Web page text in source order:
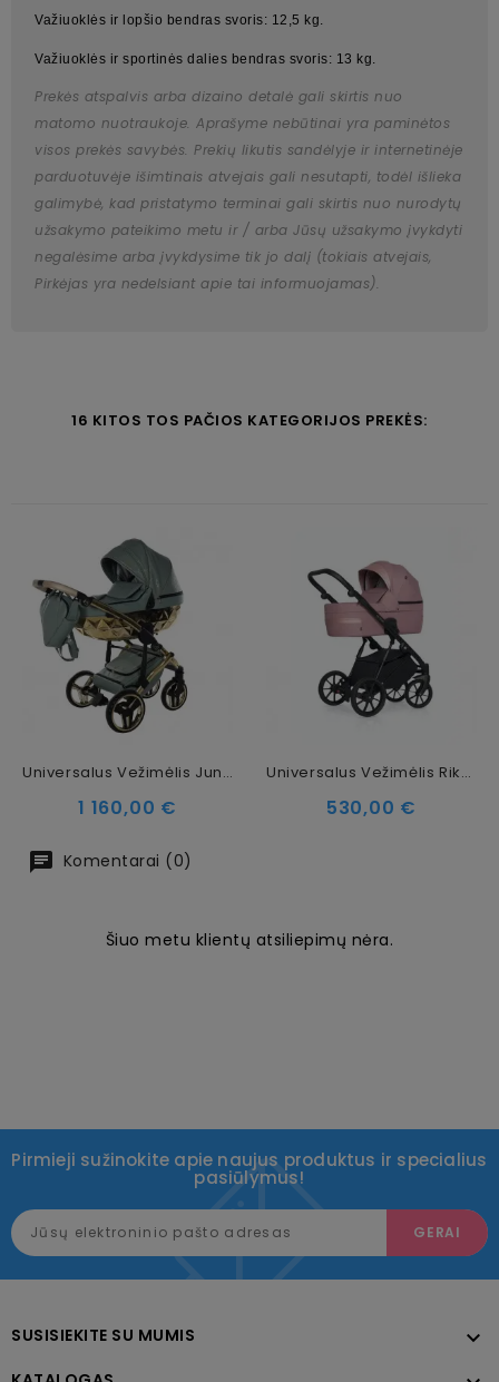
Važiuoklės ir lopšio bendras svoris: 12,5 kg.
Važiuoklės ir sportinės dalies bendras svoris: 13 kg.
Prekės atspalvis arba dizaino detalė gali skirtis nuo
matomo nuotraukoje. Aprašyme nebūtinai yra paminėtos
visos prekės savybės. Prekių likutis sandėlyje ir internetinėje
parduotuvėje išimtinais atvejais gali nesutapti, todėl išlieka
galimybė, kad pristatymo terminai gali skirtis nuo nurodytų
užsakymo pateikimo metu ir / arba Jūsų užsakymo įvykdyti
negalėsime arba įvykdysime tik jo dalį (tokiais atvejais,
Pirkėjas yra nedelsiant apie tai informuojamas).
16 KITOS TOS PAČIOS KATEGORIJOS PREKĖS:
Universalus Vežimėlis Junama Heart 3in1, Olive/Gold
Kaina
1 160,00 €
Universalus Vežimėlis Riko Ultima 2in1 Pink
Kaina
530,00 €
Komentarai (0)
Šiuo metu klientų atsiliepimų nėra.
Pirmieji sužinokite apie naujus produktus ir specialius
pasiūlymus!
SUSISIEKITE SU MUMIS 